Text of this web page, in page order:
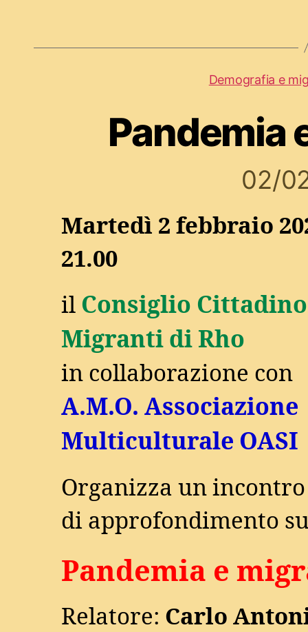
Demografia e
Pandemia
02/
Martedì 2 febbraio
21.00
il Consiglio Cittadino
Migranti di Rho
in collaborazione con
A.M.O. Associazione
Multiculturale OASI
Organizza un
di approfondimento
Pandemia e
Relatore: Carlo